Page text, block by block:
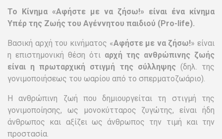
Νομικές αποφάσεις και άμβλωση
Βιωματικά
Βιντεοθήκη
Άμβλωση και κοινωνία